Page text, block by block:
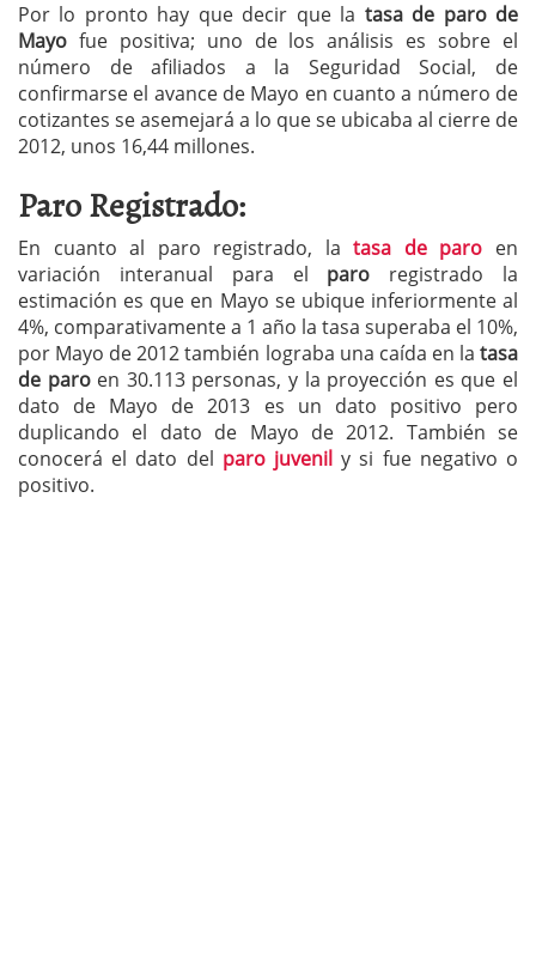
Por lo pronto hay que decir que la tasa de paro de
Mayo fue positiva; uno de los análisis es sobre el
número de afiliados a la Seguridad Social, de
confirmarse el avance de Mayo en cuanto a número de
cotizantes se asemejará a lo que se ubicaba al cierre de
2012, unos 16,44 millones.
Paro Registrado:
En cuanto al paro registrado, latasa de paro en
variación interanual para el paro registrado la
estimación es que en Mayo se ubique inferiormente al
4%, comparativamente a 1 año la tasa superaba el 10%,
por Mayo de 2012 también lograba una caída en la tasa
de paroen 30.113 personas, y la proyección es que el
dato de Mayo de 2013 es un dato positivo pero
duplicando el dato de Mayo de 2012. También se
conocerá el dato del paro juvenil y si fue negativo o
positivo.